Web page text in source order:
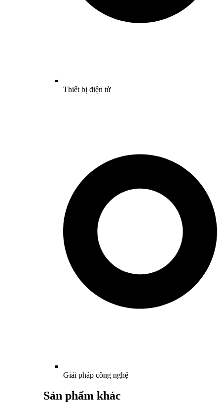
Thiết bị điện tử
Giải pháp công nghệ
Sản phẩm khác